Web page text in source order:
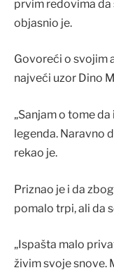
prvim redovima da
objasnio je.
Govoreći o svojim
najveći uzor Dino
„Sanjam o tome
legenda. Naravno
rekao je.
Priznao je i da
pomalo trpi, ali da
„Ispašta malo
živim svoje snove.